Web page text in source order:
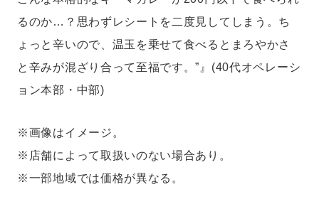
るのか…？思わずレシートを二度見してしまう。ち
ょっと辛いので、温玉を乗せて食べるとまろやかさ
と辛みが混ざり合って至福です。”』(40代オペレーシ
ョン本部・中部)
※画像はイメージ。
※店舗によって取扱いのない場合あり。
※一部地域では価格が異なる。